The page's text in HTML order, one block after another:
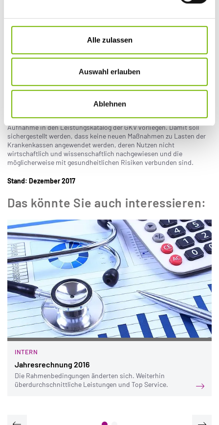
Alle zulassen
Auswahl erlauben
Ablehnen
Wenn für diese Leistungen eine Privatrechnung ausgestellt wurde,
Warum bezahlt die Krankenkasse diese
Leistungen nicht?
Welche Untersuchungs- und Behandlungsmethoden von den
gesetzlichen Krankenkassen bezahlt werden dürfen, entscheidet der
Gemeinsame Bundesausschuss (G-BA). Im G-BA haben Vertreter
von Ärzten und Krankenhäusern sowie Vertreter der Krankenkassen
gleichberechtigtes Stimmrecht. Das Gremium prüft nach
wissenschaftlichen Kriterien, ob die Anforderungen für eine
Aufnahme in den Leistungskatalog der GKV vorliegen. Damit soll
sichergestellt werden, dass keine neuen Maßnahmen zu Lasten der
Krankenkassen angewendet werden, deren Nutzen nicht
wirtschaftlich und wissenschaftlich nachgewiesen und die
möglicherweise mit gesundheitlichen Risiken verbunden sind.
Stand: Dezember 2017
Das könnte Sie auch interessieren:
INTERN
Jahresrechnung 2016
Die Rahmenbedingungen änderten sich. Weiterhin
überdurchschnittliche Leistungen und Top Service.